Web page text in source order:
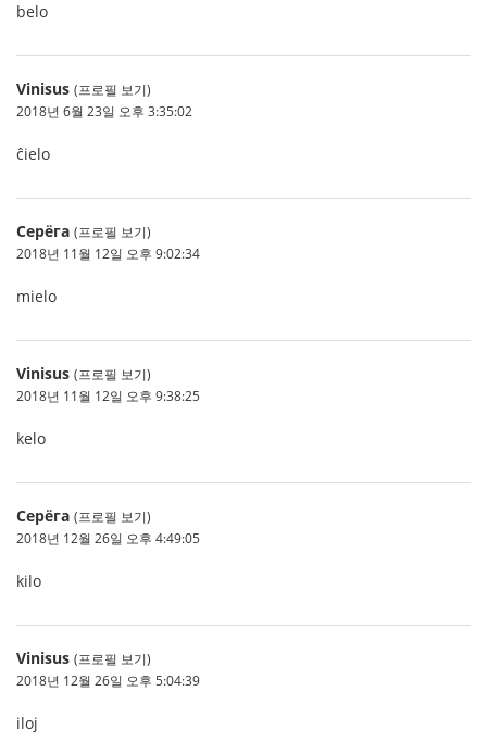
belo
Vinisus (프로필 보기)
2018년 6월 23일 오후 3:35:02
ĉielo
Серёга (프로필 보기)
2018년 11월 12일 오후 9:02:34
mielo
Vinisus (프로필 보기)
2018년 11월 12일 오후 9:38:25
kelo
Серёга (프로필 보기)
2018년 12월 26일 오후 4:49:05
kilo
Vinisus (프로필 보기)
2018년 12월 26일 오후 5:04:39
iloj